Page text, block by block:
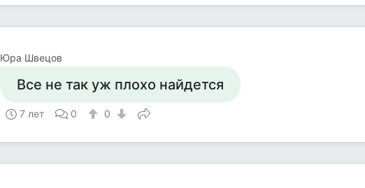
Юра Швецов
Все не так уж плохо найдется
7 лет 0 0